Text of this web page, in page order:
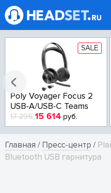
SALE
Poly Voyager Focus 2
USB-A/USB-C Teams
17 295 15 614 руб.
Главная / Пресс-центр /
Bluetooth USB гарнитура